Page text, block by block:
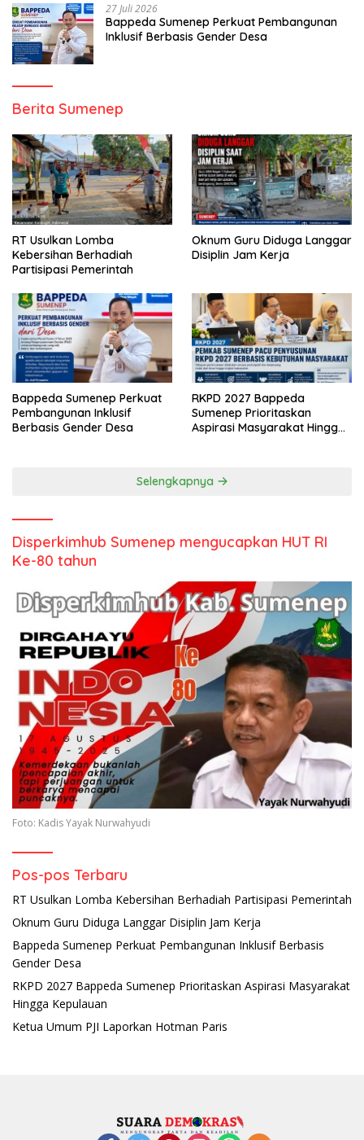
27 Juli 2026
Bappeda Sumenep Perkuat Pembangunan
Inklusif Berbasis Gender Desa
Berita Sumenep
RT Usulkan Lomba
Kebersihan Berhadiah
Partisipasi Pemerintah
Oknum Guru Diduga Langgar
Disiplin Jam Kerja
Bappeda Sumenep Perkuat
Pembangunan Inklusif
Berbasis Gender Desa
RKPD 2027 Bappeda
Sumenep Prioritaskan
Aspirasi Masyarakat Hingga
Selengkapnya
Disperkimhub Sumenep mengucapkan HUT RI
Ke-80 tahun
Foto: Kadis Yayak Nurwahyudi
Pos-pos Terbaru
RT Usulkan Lomba Kebersihan Berhadiah Partisipasi Pemerintah
Oknum Guru Diduga Langgar Disiplin Jam Kerja
Bappeda Sumenep Perkuat Pembangunan Inklusif Berbasis
Gender Desa
RKPD 2027 Bappeda Sumenep Prioritaskan Aspirasi Masyarakat
Hingga Kepulauan
Ketua Umum PJI Laporkan Hotman Paris